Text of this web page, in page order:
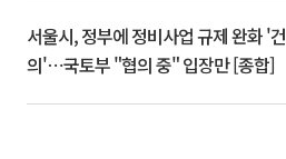
서울시, 정부에 정비사업 규제 완화 '건
의'⋯국토부 "협의 중" 입장만 [종합]